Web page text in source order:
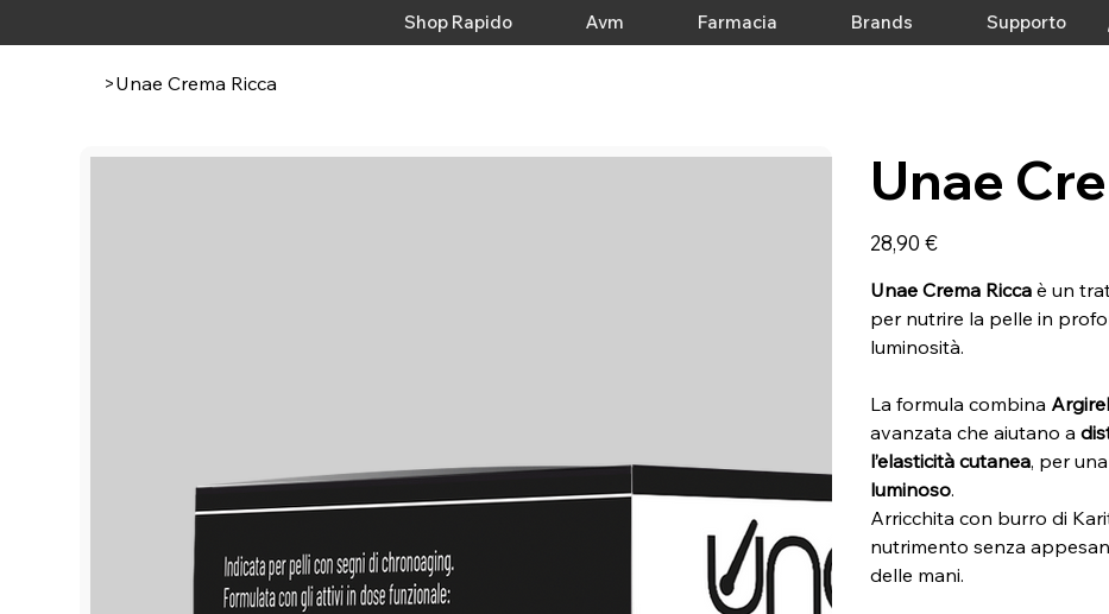
Shop Rapido Avm Farmacia Brands Supporto
>Unae Crema Ricca
Unae
Prezzo
28,90 €
Unae Crema Ricca è un
per nutrire la pelle in
luminosità.
La formula combina
avanzata che aiutano a
l’elasticità cutanea, per
luminoso.
Arricchita con burro di
nutrimento senza
delle mani.